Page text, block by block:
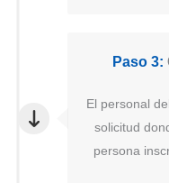
Paso 3:
El personal
solicitud
persona